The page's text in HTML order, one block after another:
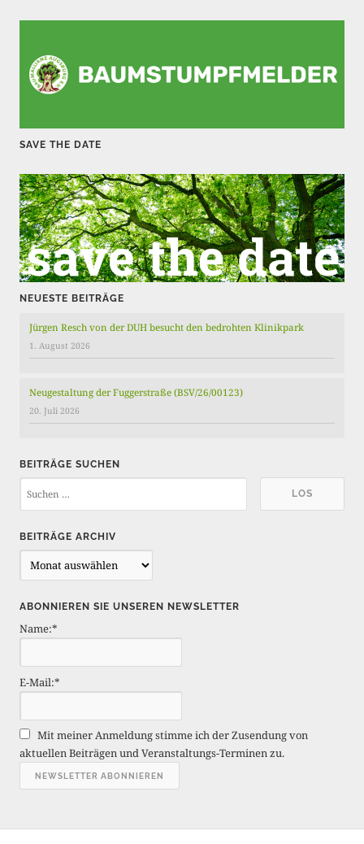
B
i
r
g
e
SAVE THE DATE
NEUESTE BEITRÄGE
Jürgen Resch von der DUH besucht den bedrohten Klinikpark
1. August 2026
Neugestaltung der Fuggerstraße (BSV/26/00123)
20. Juli 2026
BEITRÄGE SUCHEN
BEITRÄGE ARCHIV
e
t
r
g
e
r
c
h
v
ABONNIEREN SIE UNSEREN NEWSLETTER
Name:*
E-Mail:*
Mit meiner Anmeldung stimme ich der Zusendung von
aktuellen Beiträgen und Veranstaltungs-Terminen zu.